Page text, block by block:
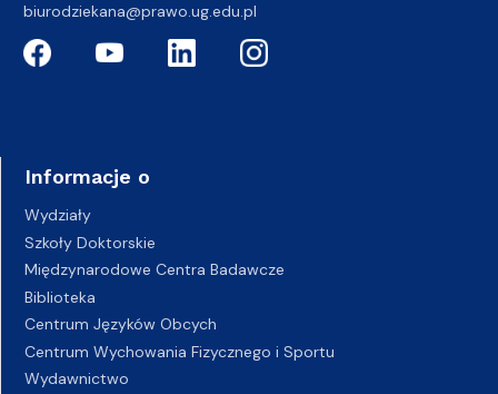
biurodziekana@prawo.ug.edu.pl
Informacje o
Wydziały
Szkoły Doktorskie
Międzynarodowe Centra Badawcze
Biblioteka
Centrum Języków Obcych
Centrum Wychowania Fizycznego i Sportu
Wydawnictwo